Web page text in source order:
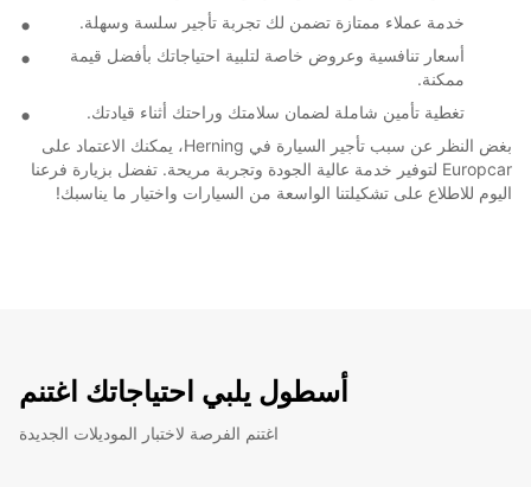
خدمة عملاء ممتازة تضمن لك تجربة تأجير سلسة وسهلة.
أسعار تنافسية وعروض خاصة لتلبية احتياجاتك بأفضل قيمة
ممكنة.
تغطية تأمين شاملة لضمان سلامتك وراحتك أثناء قيادتك.
بغض النظر عن سبب تأجير السيارة في Herning، يمكنك الاعتماد على
Europcar لتوفير خدمة عالية الجودة وتجربة مريحة. تفضل بزيارة فرعنا
اليوم للاطلاع على تشكيلتنا الواسعة من السيارات واختيار ما يناسبك!
أسطول يلبي احتياجاتك اغتنم
اغتنم الفرصة لاختبار الموديلات الجديدة